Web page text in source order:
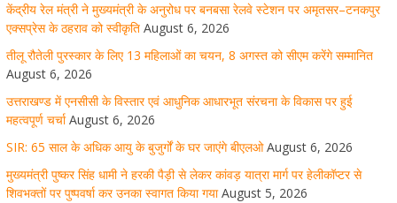
मुख्यमंत्री पुष्कर सिंह धामी ने हरकी पैड़ी से लेकर कांवड़ यात्रा मार्ग
पर हेलीकॉप्टर से शिवभक्तों पर पुष्पवर्षा कर उनका स्वागत किया गया
धर्मनगरी हरिद्वार में कांवड़ यात्रा के दौरान मंगलवार को आस्था, सेवा
और संस्कृति का अद्भुत संगम देखने को मिला
केंद्रीय रेल मंत्री ने मुख्यमंत्री के अनुरोध पर बनबसा रेलवे स्टेशन पर अमृतसर–टनकपुर
एक्सप्रेस के ठहराव को स्वीकृति August 6, 2026
तीलू रौतेली पुरस्कार के लिए 13 महिलाओं का चयन, 8 अगस्त को सीएम करेंगे सम्मानित
August 6, 2026
उत्तराखण्ड में एनसीसी के विस्तार एवं आधुनिक आधारभूत संरचना के विकास पर हुई
महत्वपूर्ण चर्चा August 6, 2026
SIR: 65 साल के अधिक आयु के बुजुर्गों के घर जाएंगे बीएलओ August 6, 2026
मुख्यमंत्री पुष्कर सिंह धामी ने हरकी पैड़ी से लेकर कांवड़ यात्रा मार्ग पर हेलीकॉप्टर से
शिवभक्तों पर पुष्पवर्षा कर उनका स्वागत किया गया August 5, 2026